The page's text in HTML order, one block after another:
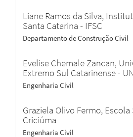
Liane Ramos da Silva,
Santa Catarina - IFSC
Departamento de Construção Civil
Evelise Chemale Zancan,
Extremo Sul Catarinense -
Engenharia Civil
Graziela Olivo Fermo, Escola
Criciúma
Engenharia Civil